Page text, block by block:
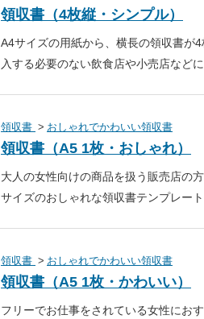
領収書（4枚縦・シンプル）
A4サイズの用紙から、横長の領収書が
入する必要のない飲食店や小売店など
領収書 おしゃれでかわいい領収書
領収書（A5 1枚・おしゃれ）
大人の女性向けの商品を扱う販売店の
サイズのおしゃれな領収書テンプレー
領収書 おしゃれでかわいい領収書
領収書（A5 1枚・かわいい）
フリーでお仕事をされている女性にお